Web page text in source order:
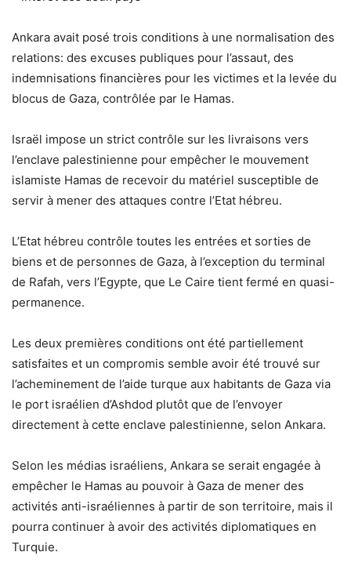
Ankara avait posé trois conditions à une normalisation des
relations: des excuses publiques pour l’assaut, des
indemnisations financières pour les victimes et la levée du
blocus de Gaza, contrôlée par le Hamas.
Israël impose un strict contrôle sur les livraisons vers
l’enclave palestinienne pour empêcher le mouvement
islamiste Hamas de recevoir du matériel susceptible de
servir à mener des attaques contre l’Etat hébreu.
L’Etat hébreu contrôle toutes les entrées et sorties de
biens et de personnes de Gaza, à l’exception du terminal
de Rafah, vers l’Egypte, que Le Caire tient fermé en quasi-
permanence.
Les deux premières conditions ont été partiellement
satisfaites et un compromis semble avoir été trouvé sur
l’acheminement de l’aide turque aux habitants de Gaza via
le port israélien d’Ashdod plutôt que de l’envoyer
directement à cette enclave palestinienne, selon Ankara.
Selon les médias israéliens, Ankara se serait engagée à
empêcher le Hamas au pouvoir à Gaza de mener des
activités anti-israéliennes à partir de son territoire, mais il
pourra continuer à avoir des activités diplomatiques en
Turquie.